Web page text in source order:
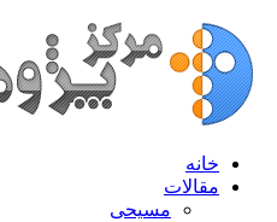
خانه
مقالات
مسیحی